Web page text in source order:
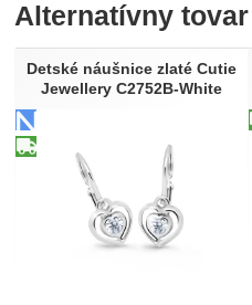
Recenzia
Nebola pridaná
Alternatívny tovar
Detské náušnice zlaté Cutie
Jewellery C2752B-White